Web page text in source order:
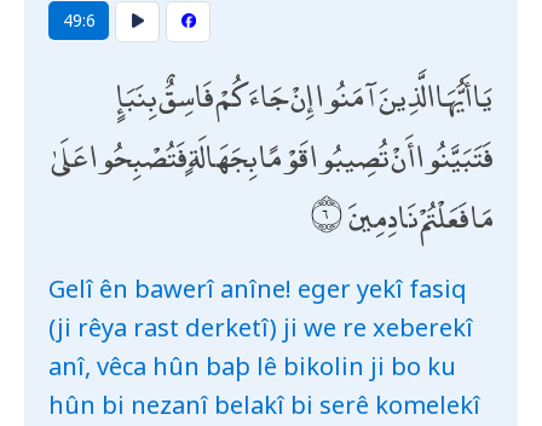
49:6
يَا أَيُّهَا الَّذِينَ آمَنُوا إِنْ جَاءَكُمْ فَاسِقٌ بِنَبَإٍ
فَتَبَيَّنُوا أَنْ تُصِيبُوا قَوْمًا بِجَهَالَةٍ فَتُصْبِحُوا عَلَىٰ
مَا فَعَلْتُمْ نَادِمِينَ
Gelî ên bawerî anîne! eger yekî fasiq
(ji rêya rast derketî) ji we re xeberekî
anî, vêca hûn baþ lê bikolin ji bo ku
hûn bi nezanî belakî bi serê komelekî